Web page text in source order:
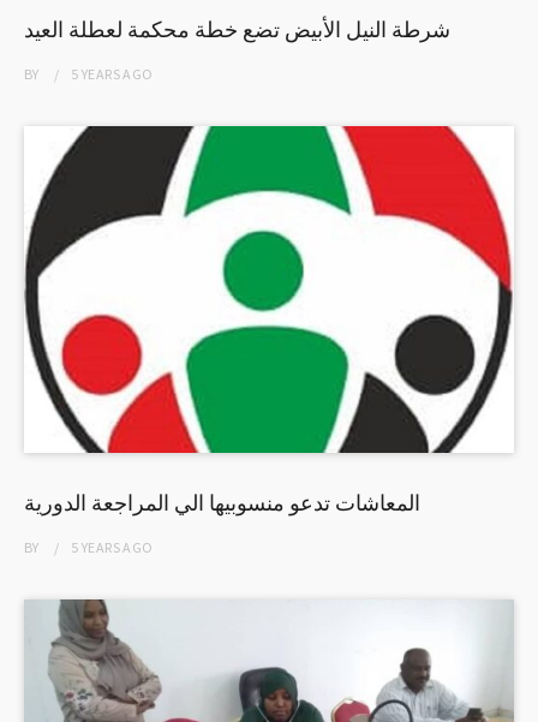
شرطة النيل الأبيض تضع خطة محكمة لعطلة العيد
BY 5 YEARSAGO
المعاشات تدعو منسوبيها الي المراجعة الدورية
BY 5 YEARSAGO